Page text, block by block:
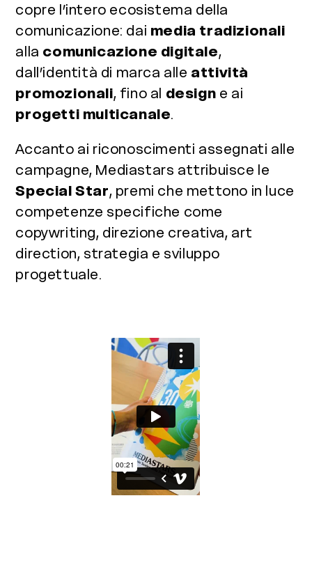
copre l’intero ecosistema della
comunicazione: dai media tradizionali
alla comunicazione digitale,
dall’identità di marca alle attività
promozionali, fino al design e ai
progetti multicanale.
Accanto ai riconoscimenti assegnati alle
campagne, Mediastars attribuisce le
Special Star, premi che mettono in luce
competenze specifiche come
copywriting, direzione creativa, art
direction, strategia e sviluppo
progettuale.